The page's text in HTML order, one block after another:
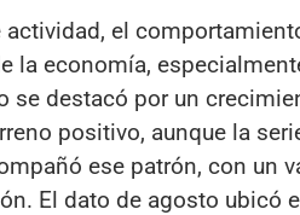
actividad, el
la economía,
se destacó por un
positivo, aunque la
ese patrón, con un
El dato de agosto ubicó